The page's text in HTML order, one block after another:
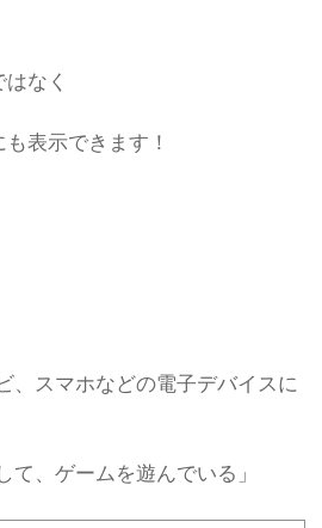
なく
も表示できます！
、スマホなどの電子デバイスに
て、ゲームを遊んでいる」